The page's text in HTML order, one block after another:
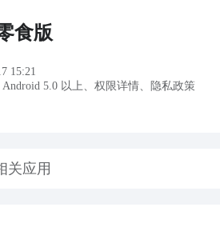
食版
15:21
Android 5.0 以上、 权限详情、 隐私政策
关应用